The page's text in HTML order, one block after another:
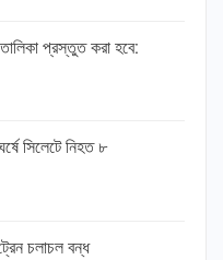
তালিকা প্রস্তুত করা হবে:
সিলেটে নিহত ৮
চলাচল বন্ধ